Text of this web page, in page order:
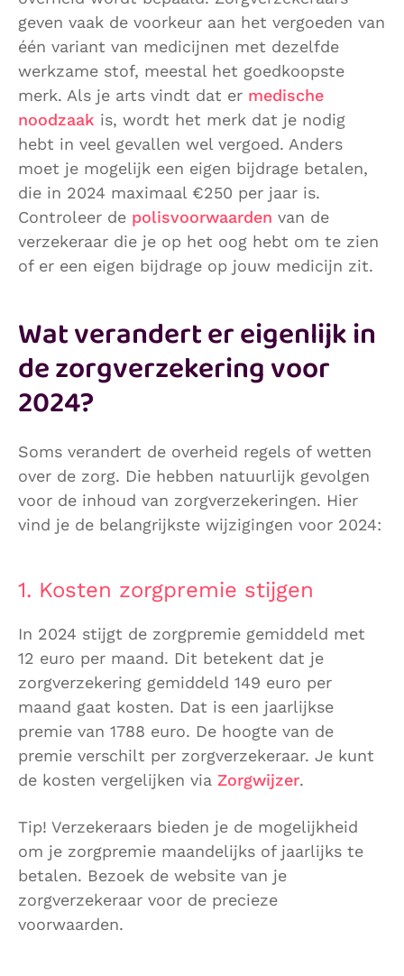
geven vaak de voorkeur aan het vergoeden van
één variant van medicijnen met dezelfde
werkzame stof, meestal het goedkoopste
merk. Als je arts vindt dat er medische
noodzaak is, wordt het merk dat je nodig
hebt in veel gevallen wel vergoed. Anders
moet je mogelijk een eigen bijdrage betalen,
die in 2024 maximaal €250 per jaar is.
Controleer de polisvoorwaarden van de
verzekeraar die je op het oog hebt om te zien
of er een eigen bijdrage op jouw medicijn zit.
Wat verandert er eigenlijk in
de zorgverzekering voor
2024?
Soms verandert de overheid regels of wetten
over de zorg. Die hebben natuurlijk gevolgen
voor de inhoud van zorgverzekeringen. Hier
vind je de belangrijkste wijzigingen voor 2024:
1. Kosten zorgpremie stijgen
In 2024 stijgt de zorgpremie gemiddeld met
12 euro per maand. Dit betekent dat je
zorgverzekering gemiddeld 149 euro per
maand gaat kosten. Dat is een jaarlijkse
premie van 1788 euro. De hoogte van de
premie verschilt per zorgverzekeraar. Je kunt
de kosten vergelijken via Zorgwijzer.
Tip! Verzekeraars bieden je de mogelijkheid
om je zorgpremie maandelijks of jaarlijks te
betalen. Bezoek de website van je
zorgverzekeraar voor de precieze
voorwaarden.